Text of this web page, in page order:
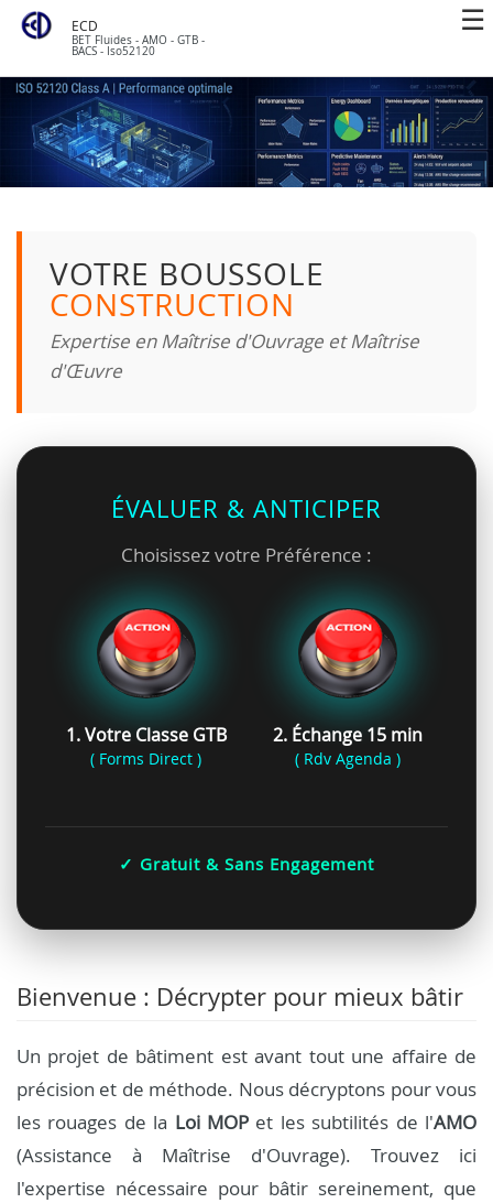
ECD
BET Fluides - AMO - GTB -
BACS - Iso52120
VOTRE BOUSSOLE
CONSTRUCTION
Expertise en Maîtrise d'Ouvrage et Maîtrise
d'Œuvre
ÉVALUER & ANTICIPER
Choisissez votre Préférence :
1. Votre Classe GTB
( Forms Direct )
2. Échange 15 min
( Rdv Agenda )
✓ Gratuit & Sans Engagement
Bienvenue : Décrypter pour mieux bâtir
Un projet de bâtiment est avant tout une affaire de
précision et de méthode. Nous décryptons pour vous
les rouages de la Loi MOP et les subtilités de l'AMO
(Assistance à Maîtrise d'Ouvrage). Trouvez ici
l'expertise nécessaire pour bâtir sereinement, que